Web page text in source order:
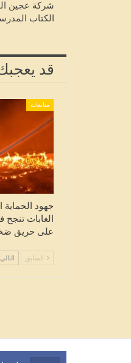
شركة عجين
الكتاب المدرسي لسنة
قد
متابعات
جهود الحماية
الغابات
على حريق
السابق التالي